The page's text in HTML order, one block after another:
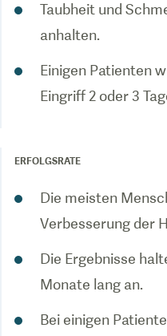
Taubheit und
anhalten.
Einigen Patienten
Eingriff 2 oder 3
ERFOLGSRATE
Die meisten
Verbesserung der
Die Ergebnisse
Monate lang an.
Bei einigen